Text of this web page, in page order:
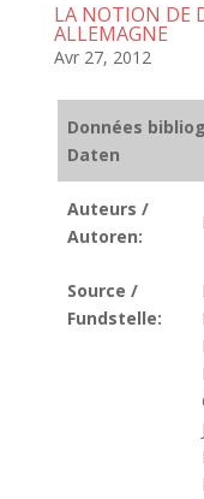
LA NOTION DE
ALLEMAGNE
Avr 27, 2012
Données
Daten
Auteurs /
Autoren:
Source /
Fundstelle: